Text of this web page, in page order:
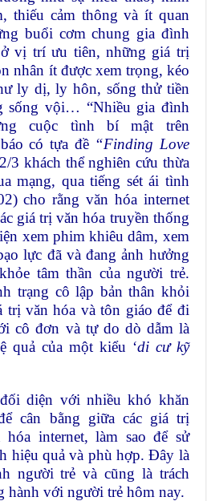
thiếu cảm thông và ít quan
buổi cơm chung gia đình
vị trí ưu tiên, những giá trị
nhân ít được xem trọng, kéo
ly dị, ly hôn, sống thử tiền
sống vội… “Nhiều gia đình
cuộc tình bí mật trên
có tựa đề “Finding Love
3 khách thể nghiên cứu thừa
mạng, qua tiếng sét ái tình
cho rằng văn hóa internet
giá trị văn hóa truyền thống
xem phim khiêu dâm, xem
lực đã và đang ảnh hưởng
tâm thần của người trẻ.
trạng cô lập bản thân khỏi
trị văn hóa và tôn giáo để đi
cô đơn và tự do dò dẫm là
quả của một kiểu ‘di cư kỹ
diện với nhiều khó khăn
cân bằng giữa các giá trị
internet, làm sao để sử
hiệu quả và phù hợp. Đây là
người trẻ và cũng là trách
hành với người trẻ hôm nay.